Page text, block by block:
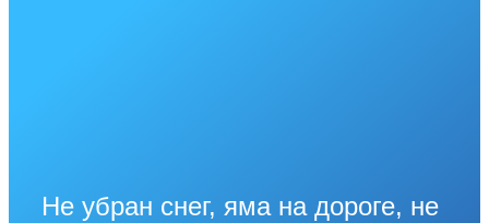
Не убран снег, яма на дороге, не